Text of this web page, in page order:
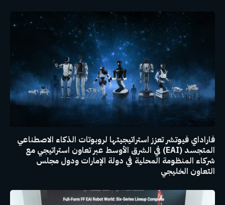
فاراداي فيوتشر تعزز استراتيجيتها لروبوتات الذكاء الاصطناعي
المتجسد (EAI) في الشرق الأوسط عبر تعاون استراتيجي مع
شركاء المنظومة المحلية في دولة الإمارات ودول مجلس
التعاون الخليجي